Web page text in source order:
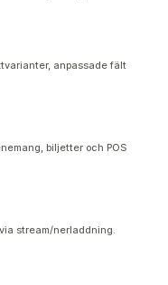
anpassade fält
biljetter och POS
stream/nerladdning.